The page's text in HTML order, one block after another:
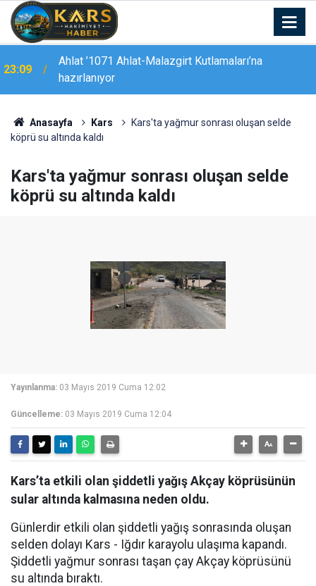
22:44 Tunceli’de "Mameki Fest" coşkusu sürüyor
Anasayfa Kars
Kars'ta yağmur sonrası oluşan selde
köprü su altında kaldı
Kars'ta yağmur sonrası oluşan selde
köprü su altında kaldı
Yayınlanma: 03 Mayıs 2019 Cuma 12:02
Güncelleme: 03 Mayıs 2019 Cuma 12:04
Kars’ta etkili olan şiddetli yağış Akçay köprüsünün
sular altında kalmasına neden oldu.
Günlerdir etkili olan şiddetli yağış sonrasında oluşan
selden dolayı Kars - Iğdır karayolu ulaşıma kapandı.
Şiddetli yağmur sonrası taşan çay Akçay köprüsünü
su altında bıraktı.